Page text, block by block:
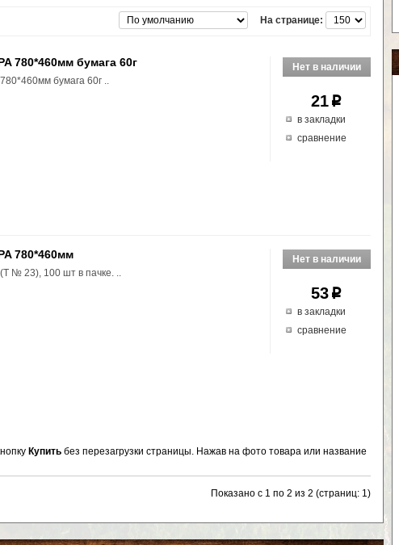
На странице:
21 p
в закладки
сравнение
780*460мм бумага 60г
бумага 60г ..
53 p
в закладки
сравнение
780*460мм
№ 23), 100 шт в пачке. ..
Купить без перезагрузки страницы. Нажав на фото товара или название
Показано с 1 по 2 из 2 (страниц: 1)